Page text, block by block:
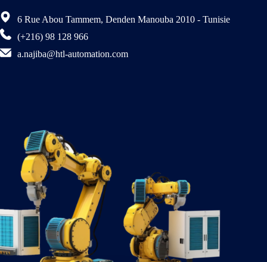
6 Rue Abou Tammem, Denden Manouba 2010 - Tunisie
(+216) 98 128 966
a.najiba@htl-automation.com